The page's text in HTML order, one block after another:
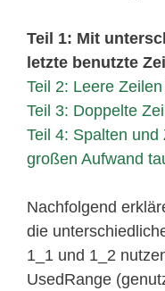
Teil 1: Mit
letzte benutzte
Teil 2: Leere
Teil 3: Doppelte
Teil 4: Spalten
großen Aufwand
Nachfolgend
die
1_1 und 1_2
UsedRange